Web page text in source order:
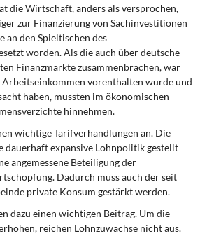
Moderne
Stiftung
die Wirtschaft, anders als versprochen,
zur Finanzierung von Sachinvestitionen
an den Spieltischen des
worden. Als die auch über deutsche
Finanzmärkte zusammenbrachen, war
Arbeitseinkommen vorenthalten wurde und
haben, mussten im ökonomischen
hinnehmen.
wichtige Tarifverhandlungen an. Die
dauerhaft expansive Lohnpolitik gestellt
angemessene Beteiligung der
Dadurch muss auch der seit
private Konsum gestärkt werden.
dazu einen wichtigen Beitrag. Um die
reichen Lohnzuwächse nicht aus.